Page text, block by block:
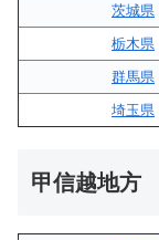
茨城県
栃木県
群馬県
埼玉県
甲信越地方